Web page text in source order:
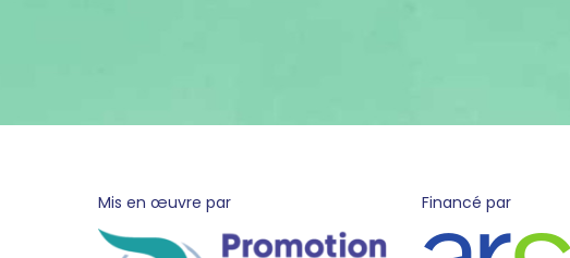
pied
de
Mis en œuvre par Financé par